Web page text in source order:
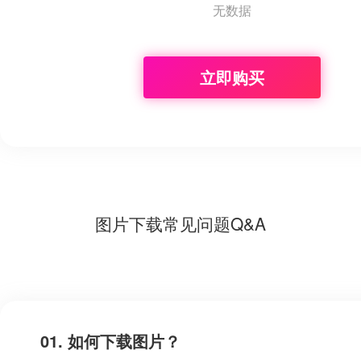
无数据
立即购买
图片下载常见问题Q&A
01. 如何下载图片？